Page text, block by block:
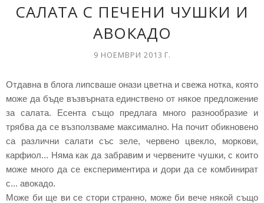
САЛАТА С ПЕЧЕНИ ЧУШКИ И
АВОКАДО
9 НОЕМВРИ 2013 Г.
Отдавна в блога липсваше онази цветна и свежа нотка, която
може да бъде възвърната единствено от някое предложение
за салата. Есента също предлага много разнообразие и
трябва да се възползваме максимално. На почит обикновено
са различни салати със зеле, червено цвекло, моркови,
карфиол... Няма как да забравим и червените чушки, с които
може много да се експериментира и дори да се комбинират
с... авокадо.
Може би ще ви се стори странно, може би вече някой също